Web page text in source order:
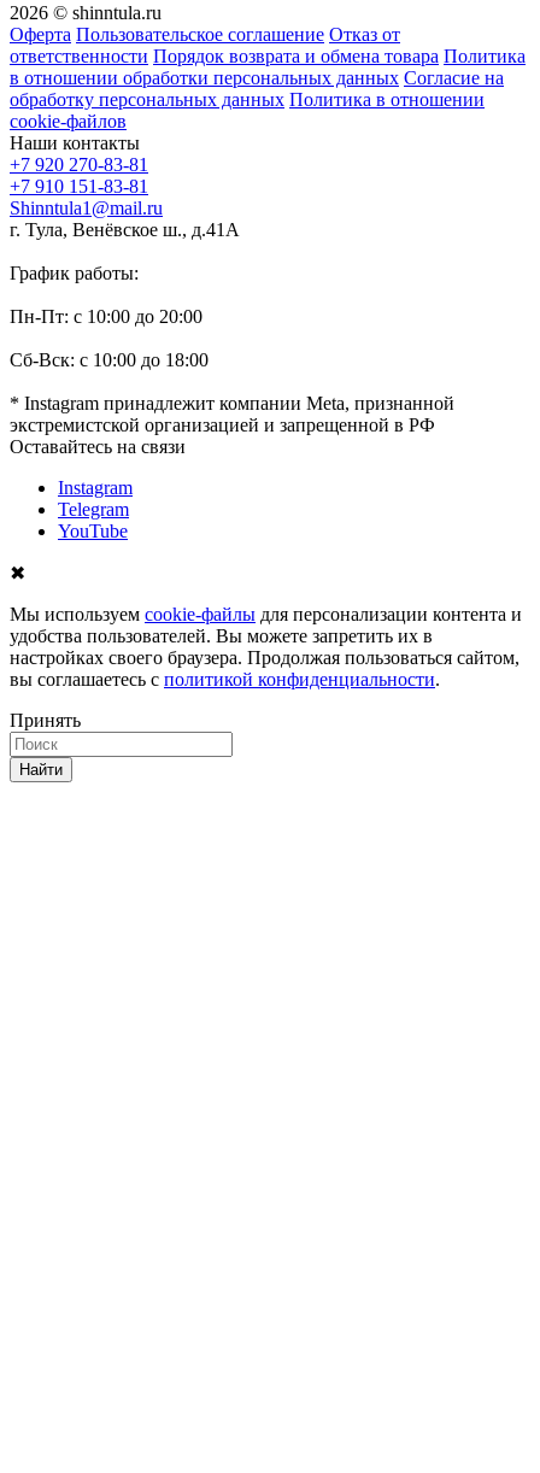
2026 © shinntula.ru
Оферта Пользовательское соглашение Отказ от
ответственности Порядок возврата и обмена товара Политика
в отношении обработки персональных данных Согласие на
обработку персональных данных Политика в отношении
cookie-файлов
Наши контакты
+7 920 270-83-81
+7 910 151-83-81
Shinntula1@mail.ru
г. Тула, Венёвское ш., д.41А
График работы:
Пн-Пт: с 10:00 до 20:00
Сб-Вск: с 10:00 до 18:00
* Instagram принадлежит компании Meta, признанной
экстремистской организацией и запрещенной в РФ
Оставайтесь на связи
Instagram
Telegram
YouTube
✖
Мы используем cookie-файлы для персонализации контента и
удобства пользователей. Вы можете запретить их в
настройках своего браузера. Продолжая пользоваться сайтом,
вы соглашаетесь с политикой конфиденциальности.
Принять
Найти